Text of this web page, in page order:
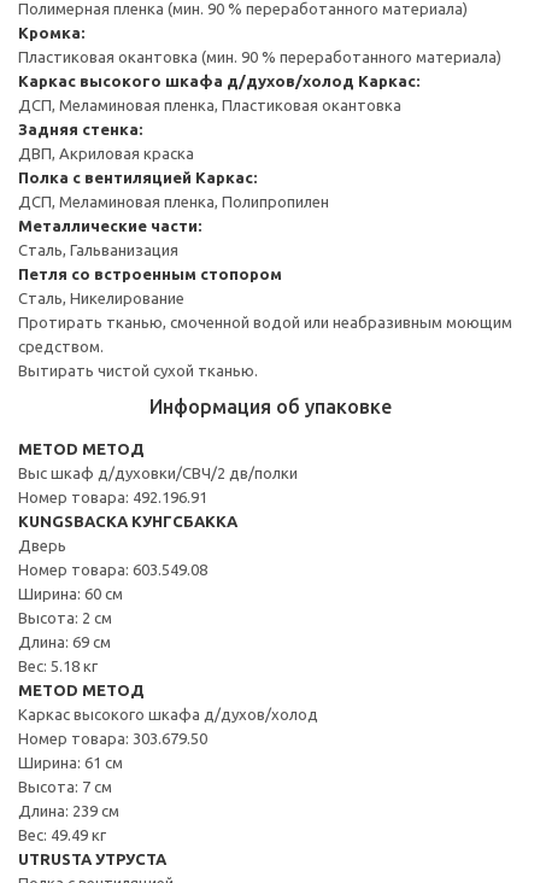
Полимерная пленка (мин. 90 % переработанного материала)
Кромка:
Пластиковая окантовка (мин. 90 % переработанного материала)
Каркас высокого шкафа д/духов/холод Каркас:
ДСП, Меламиновая пленка, Пластиковая окантовка
Задняя стенка:
ДВП, Акриловая краска
Полка с вентиляцией Каркас:
ДСП, Меламиновая пленка, Полипропилен
Металлические части:
Сталь, Гальванизация
Петля со встроенным стопором
Сталь, Никелирование
Протирать тканью, смоченной водой или неабразивным моющим
средством.
Вытирать чистой сухой тканью.
Информация об упаковке
METOD МЕТОД
Выс шкаф д/духовки/СВЧ/2 дв/полки
Номер товара: 492.196.91
KUNGSBACKA КУНГСБАККА
Дверь
Номер товара: 603.549.08
Ширина: 60 см
Высота: 2 см
Длина: 69 см
Вес: 5.18 кг
METOD МЕТОД
Каркас высокого шкафа д/духов/холод
Номер товара: 303.679.50
Ширина: 61 см
Высота: 7 см
Длина: 239 см
Вес: 49.49 кг
UTRUSTA УТРУСТА